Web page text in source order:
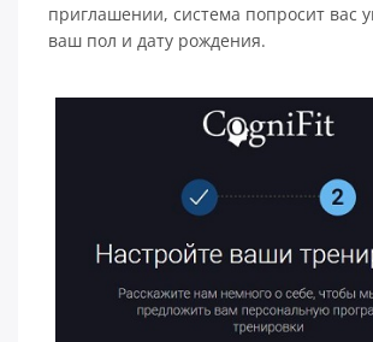
приглашении, система попросит вас
ваш пол и дату рождения.